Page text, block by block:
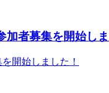
加者募集を開始しま
開始しました！